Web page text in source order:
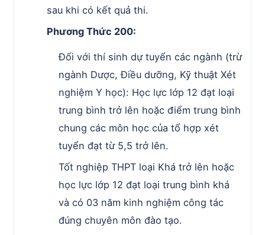
sau khi có kết quả thi.
Phương Thức 200:
Đối với thí sinh dự tuyển các ngành (trừ
ngành Dược, Điều dưỡng, Kỹ thuật Xét
nghiệm Y học): Học lực lớp 12 đạt loại
trung bình trở lên hoặc điểm trung bình
chung các môn học của tổ hợp xét
tuyển đạt từ 5,5 trở lên.
Tốt nghiệp THPT loại Khá trở lên hoặc
học lực lớp 12 đạt loại trung bình khá
và có 03 năm kinh nghiệm công tác
đúng chuyên môn đào tạo.